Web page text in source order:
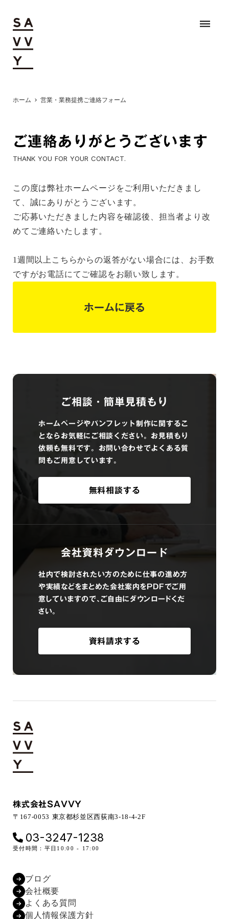
dehaze
ホーム chevron_right 営業・業務提携ご連絡フォーム
ご連絡ありがとうございます
THANK YOU FOR YOUR CONTACT.
この度は弊社ホームページをご利用いただきまし
て、誠にありがとうございます。
ご応募いただきました内容を確認後、担当者より改
めてご連絡いたします。
1週間以上こちらからの返答がない場合には、お手数
ですがお電話にてご確認をお願い致します。
ホームに戻る
ご相談・簡単見積もり
ホームページやパンフレット制作に関するこ
とならお気軽にご相談ください。お見積もり
依頼も無料です。お問い合わせでよくある質
問もご用意しています。
無料相談する
会社資料ダウンロード
社内で検討されたい方のために仕事の進め方
や実績などをまとめた会社案内をPDFでご用
意していますので、ご自由にダウンロードくだ
さい。
資料請求する
株式会社SAVVY
〒167-0053 東京都杉並区西荻南3-18-4-2F
03-3247-1238
受付時間：平日10:00 - 17:00
ブログ
会社概要
よくある質問
個人情報保護方針